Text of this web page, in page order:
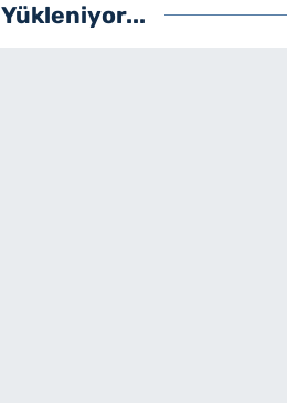
Yükleniyor...